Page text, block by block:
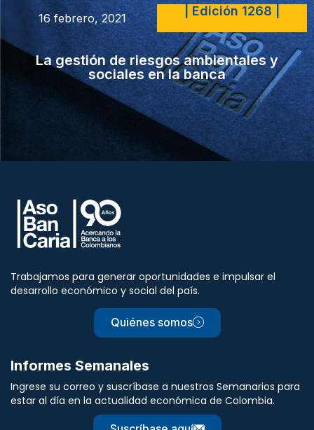
16 febrero, 2021 | Edición 1268 |
La gestión de riesgos ambientales y
sociales en la banca
Trabajamos para generar oportunidades e impulsar el
desarrollo económico y social del país.
Quiénes somos
Informes Semanales
Ingrese su correo y suscríbase a nuestros Semanarios para
estar al día en la actualidad económica de Colombia.